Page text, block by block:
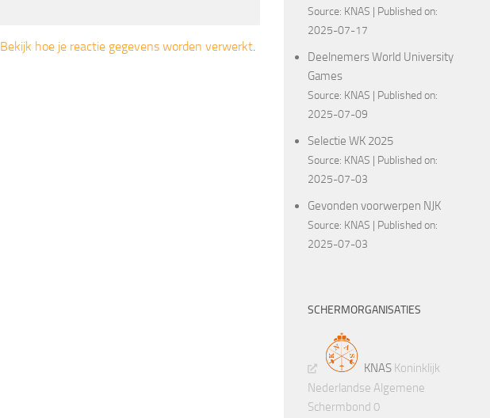
Bekijk hoe je reactie gegevens worden verwerkt.
Source: KNAS
Published on:
2025-07-17
Deelnemers World University
Games
Source: KNAS
Published on:
2025-07-09
Selectie WK 2025
Source: KNAS
Published on:
2025-07-03
Gevonden voorwerpen NJK
Source: KNAS
Published on:
2025-07-03
SCHERMORGANISATIES
KNAS Koninklijk
Nederlandse Algemene
Schermbond 0